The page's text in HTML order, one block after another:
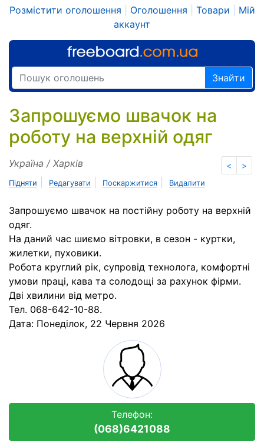
Розмістити оголошення Оголошення Товари
Мій
аккаунт
Знайти
Запрошуємо швачок на
роботу на верхній одяг
< >
Україна / Харків
Підняти Редагувати Поскаржитися Видалити
Запрошуємо швачок на постійну роботу на верхній
одяг.
На даний час шиємо вітровки, в сезон - куртки,
жилетки, пуховики.
Робота круглий рік, супровід технолога, комфортні
умови праці, кава та солодощі за рахунок фірми.
Дві хвилини від метро.
Тел. 068-642-10-88.
Дата: Понеділок, 22 Червня 2026
Телефон:
(068)6421088